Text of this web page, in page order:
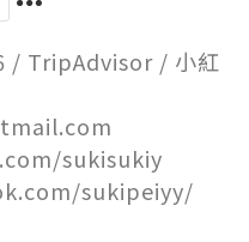
/ TripAdvisor / 小紅
sukisukiy
sukipeiyy/